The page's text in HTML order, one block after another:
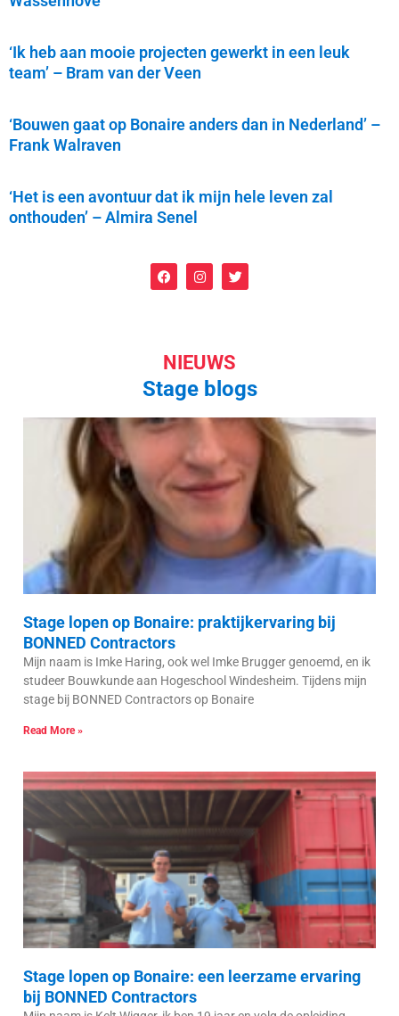
‘Ik heb aan mooie projecten gewerkt in een leuk
team’ – Bram van der Veen
‘Bouwen gaat op Bonaire anders dan in Nederland’ –
Frank Walraven
‘Het is een avontuur dat ik mijn hele leven zal
onthouden’ – Almira Senel
NIEUWS
Stage blogs
Stage lopen op Bonaire: praktijkervaring bij
BONNED Contractors
Mijn naam is Imke Haring, ook wel Imke Brugger genoemd, en ik
studeer Bouwkunde aan Hogeschool Windesheim. Tijdens mijn
stage bij BONNED Contractors op Bonaire
Read More »
Stage lopen op Bonaire: een leerzame ervaring
bij BONNED Contractors